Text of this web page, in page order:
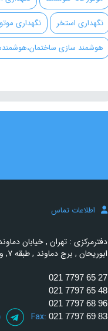
نگهداری استخر
نگهداری
هوشمند سازی
اطلاعات تماس
دفترمرکزی : تهران , خیابان
ابوریحان , برج دماوند , طبقه ۷, واحد ۶۶
021 7797 65 27
021 7797 65 48
021 7797 68 96
021 7797 69 83
Fax: